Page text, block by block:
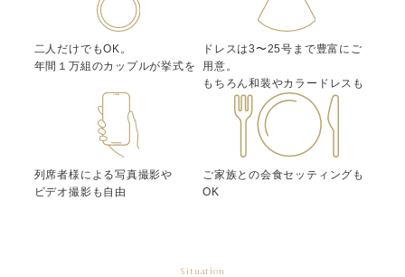
二人だけでもOK。
年間１万組のカップルが挙式を
ドレスは3〜25号まで豊富にご
用意。
もちろん和装やカラードレスも
列席者様による写真撮影や
ビデオ撮影も自由
ご家族との会食セッティングも
OK
Situation